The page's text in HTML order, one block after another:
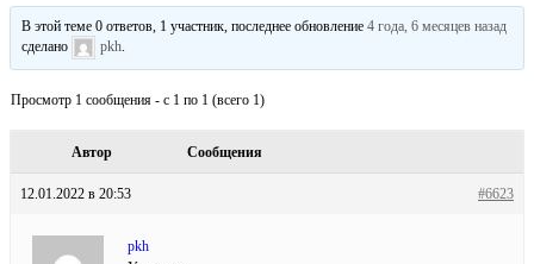
В этой теме 0 ответов, 1 участник, последнее обновление4 года, 6 месяцев назад
сделано
pkh
Просмотр 1 сообщения - с 1 по 1 (всего 1)
Автор Сообщения
12.01.2022 в 20:53 #6623
pkh